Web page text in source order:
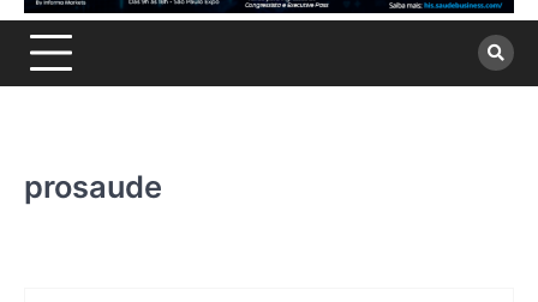
prosaude